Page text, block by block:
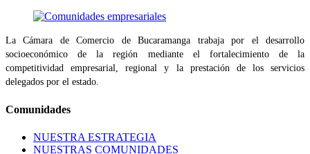
La Cámara de Comercio de Bucaramanga trabaja por el desarrollo
socioeconómico de la región mediante el fortalecimiento de la
competitividad empresarial, regional y la prestación de los servicios
delegados por el estado.
Comunidades
NUESTRA ESTRATEGIA
NUESTRAS COMUNIDADES